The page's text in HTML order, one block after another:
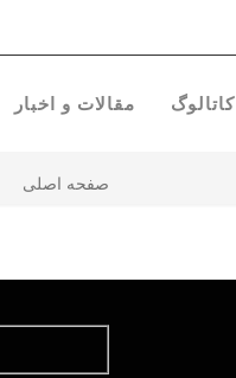
کاتالوگ مقالات و اخبار
صفحه اصلی